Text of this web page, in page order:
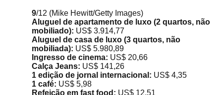
9/12 (Mike Hewitt/Getty Images)
Aluguel de apartamento de luxo (2 quartos, não
mobiliado): US$ 3.914,77
Aluguel de casa de luxo (3 quartos, não
mobiliada): US$ 5.980,89
Ingresso de cinema: US$ 20,66
Calça Jeans: US$ 141,26
1 edição de jornal internacional: US$ 4,35
1 café: US$ 5,98
Refeição em fast food: US$ 12,51